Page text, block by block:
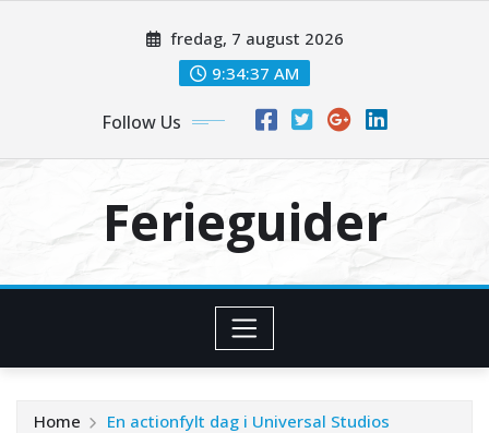
fredag, 7 august 2026
9:34:38 AM
Follow Us
Ferieguider
Home En actionfylt dag i Universal Studios